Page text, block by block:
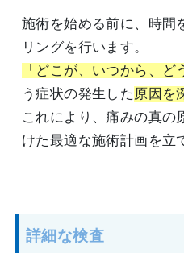
施術を始める前に、時間
リングを行います。
「どこが、いつから、ど
う症状の発生した 原因を
これにより、痛みの真の
けた最適な施術計画を立
詳細な検査